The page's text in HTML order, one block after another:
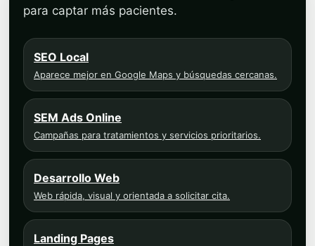
para captar más pacientes.
SEO Local
Aparece mejor en Google Maps y búsquedas cercanas.
SEM Ads Online
Campañas para tratamientos y servicios prioritarios.
Desarrollo Web
Web rápida, visual y orientada a solicitar cita.
Landing Pages